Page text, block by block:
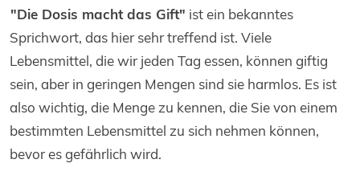
"Die Dosis macht das Gift" ist ein bekanntes
Sprichwort, das hier sehr treffend ist. Viele
Lebensmittel, die wir jeden Tag essen, können giftig
sein, aber in geringen Mengen sind sie harmlos. Es ist
also wichtig, die Menge zu kennen, die Sie von einem
bestimmten Lebensmittel zu sich nehmen können,
bevor es gefährlich wird.